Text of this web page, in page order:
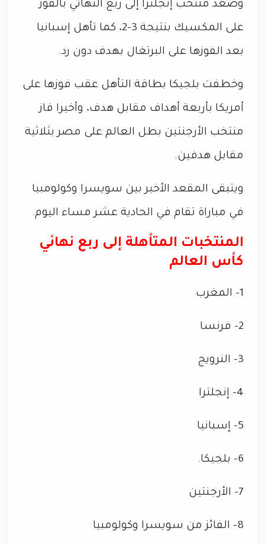
وصعد منتخب إنجلترا إلى ربع النهائي بالفوز
على المكسيك بنتيجة 3-2، كما تأهل إسبانيا
بعد الفوزها على البرتغال بهدف دون رد.
وخطفت بلجيكا بطاقة التأهل عقب فوزها على
أمريكا بأربعة أهداف مقابل هدف، وأخيرا فاز
منتخب الأرجنتين بطل العالم على مصر بثلاثية
مقابل هدفين.
ويتبقى المقعد الأخير بين سويسرا وكولومبيا
في مباراة تقام في الحادية عشر مساء اليوم.
المنتخبات المتأهلة إلى ربع نهائي
كأس العالم
1- المغرب
2- فرنسا
3- النرويج
4- إنجلترا
5- إسبانيا
6- بلجيكا.
7- الأرجنتين
8- الفائز من سويسرا وكولومبيا